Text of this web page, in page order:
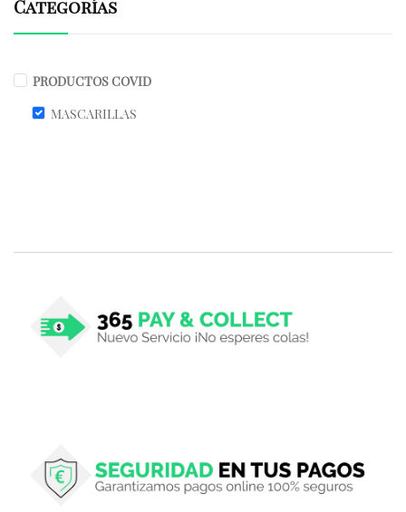
Categorías
PRODUCTOS COVID
MASCARILLAS